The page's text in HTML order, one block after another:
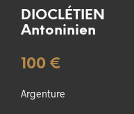
DIOCLÉTIEN
Antoninien
100 €
Argenture